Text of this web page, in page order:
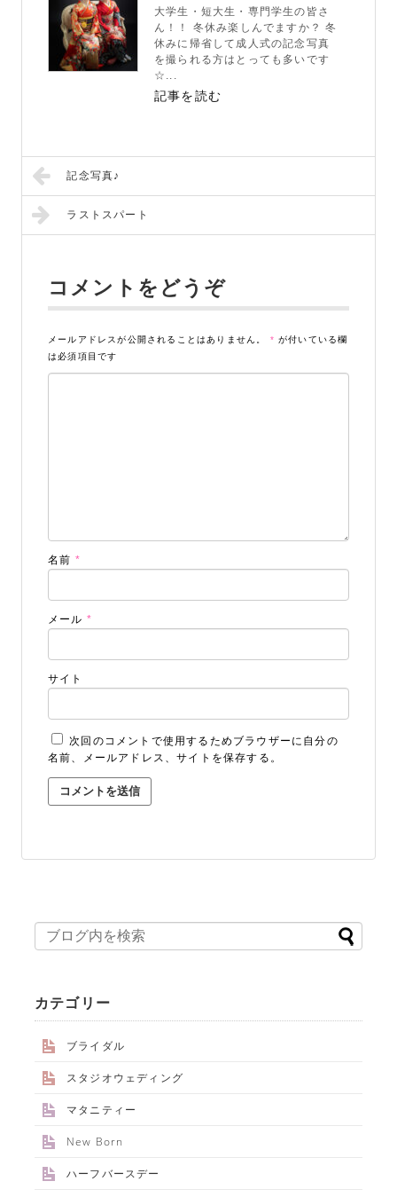
大学生・短大生・専門学生の皆さ
ん！！ 冬休み楽しんでますか？ 冬
休みに帰省して成人式の記念写真
を撮られる方はとっても多いです
☆...
記事を読む
記念写真♪
ラストスパート
コメントをどうぞ
メールアドレスが公開されることはありません。 * が付いている欄
は必須項目です
名前 *
メール *
サイト
次回のコメントで使用するためブラウザーに自分の
名前、メールアドレス、サイトを保存する。
カテゴリー
ブライダル
スタジオウェディング
マタニティー
New Born
ハーフバースデー